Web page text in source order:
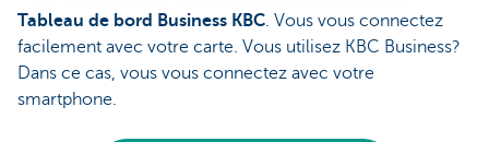
Tableau de bord Business KBC. Vous vous connectez
facilement avec votre carte. Vous utilisez KBC Business?
Dans ce cas, vous vous connectez avec votre
smartphone.